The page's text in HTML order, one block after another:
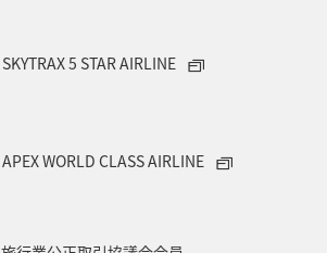
SKYTRAX 5 STAR AIRLINE
APEX WORLD CLASS AIRLINE